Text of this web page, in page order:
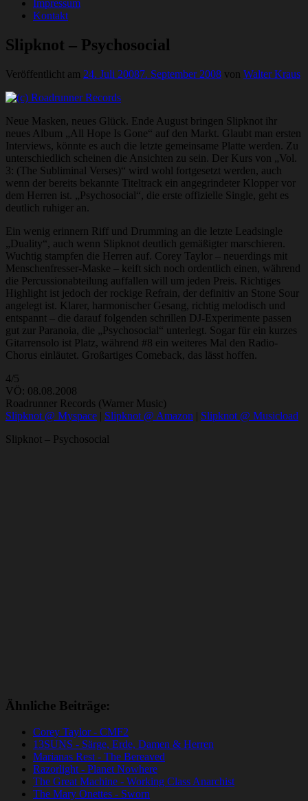
Impressum
Kontakt
Slipknot – Psychosocial
Veröffentlicht am 24. Juli 20087. September 2008 von Walter Kraus
Neue Masken, neues Glück. Ende August bringen Slipknot ihr
neues Album „All Hope Is Gone“ auf den Markt. Glaubt man ersten
Interviews, könnte es auch die letzte gemeinsame Platte werden. Zu
unterschiedlich scheinen die Ansichten zu sein. Der Kurs von „Vol.
3: (The Subliminal Verses)“ wird wohl fortgesetzt werden, auch
wenn der bereits bekannte Titeltrack ein angegrindeter Klopper vor
dem Herren ist. „Psychosocial“, die erste offizielle Single, geht es
deutlich ruhiger an.
Ein wenig erinnern Riff und Drumming an die letzte Leadsingle
„Duality“, auch wenn Slipknot deutlich gemäßigter marschieren.
Wuchtig stampfen die Herren auf. Corey Taylor – neuerdings mit
Menschenfresser-Maske – keift sich noch ordentlich einen, während
die Percussionabteilung auffallen will um jeden Preis. Richtiges
Highlight ist jedoch der rockige Refrain, der definitiv an Stone Sour
angelegt ist. Klarer, harmonischer Gesang, richtig melodisch und
entspannt – die darauf folgenden schrillen DJ-Experimente passen
gut zur Paranoia, die „Psychosocial“ unterlegt. Sogar für ein kurzes
Gitarrensolo ist Platz, während #8 ein weiteres Mal den Radio-
Chorus einläutet. Großartiges Comeback, das lässt hoffen.
4/5
VÖ: 08.08.2008
Roadrunner Records (Warner Music)
Slipknot @ Myspace | Slipknot @ Amazon | Slipknot @ Musicload
Slipknot – Psychosocial
Ähnliche Beiträge:
Corey Taylor - CMF2
13SUNS - Särge, Erde, Damen & Herren
Marianas Rest - The Bereaved
Razorlight - Planet Nowhere
The Great Machine - Working Class Anarchist
The Mary Onettes - Sworn